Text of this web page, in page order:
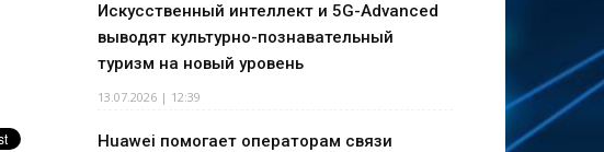
Искусственный интеллект и 5G-Advanced
выводят культурно-познавательный
туризм на новый уровень
13.07.2026 | 12:39
Huawei помогает операторам связи